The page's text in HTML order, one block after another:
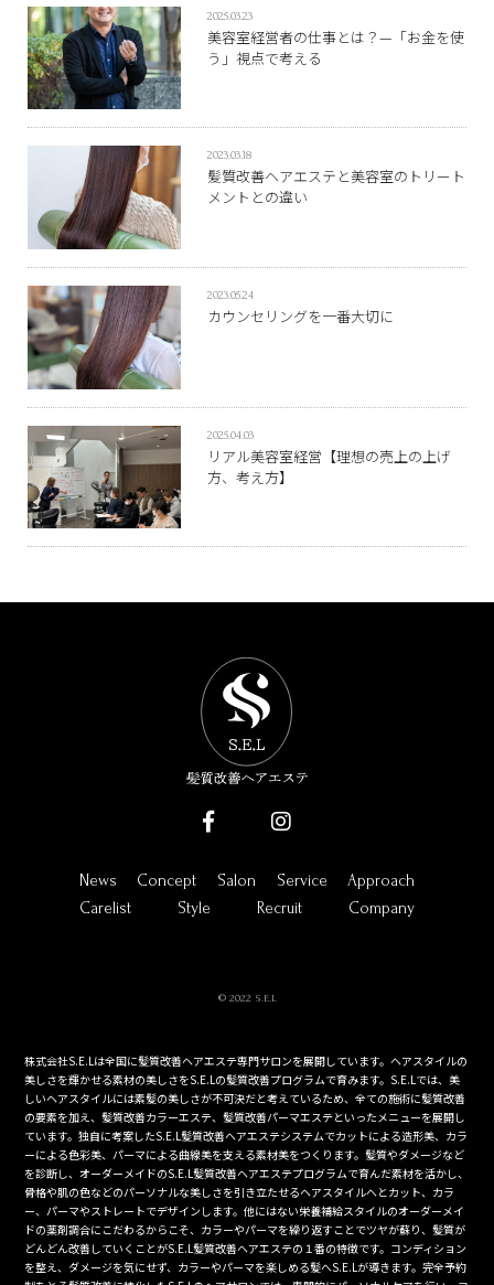
2025.03.23
美容室経営者の仕事とは？—「お金を使
う」視点で考える
2023.03.18
髪質改善ヘアエステと美容室のトリート
メントとの違い
2023.05.24
カウンセリングを一番大切に
2025.04.03
リアル美容室経営【理想の売上の上げ
方、考え方】
News Concept Salon Service
Approach
Carelist
Style Recruit Company
© 2022 S.E.L
株式会社S.E.Lは全国に髪質改善ヘアエステ専門サロンを展開しています。ヘアスタイルの
美しさを輝かせる素材の美しさをS.E.Lの髪質改善プログラムで育みます。S.E.Lでは、美
しいヘアスタイルには素髪の美しさが不可決だと考えているため、全ての施術に髪質改善
の要素を加え、髪質改善カラーエステ、髪質改善パーマエステといったメニューを展開し
ています。独自に考案したS.E.L髪質改善ヘアエステシステムでカットによる造形美、カラ
ーによる色彩美、パーマによる曲線美を支える素材美をつくります。髪質やダメージなど
を診断し、オーダーメイドのS.E.L髪質改善ヘアエステプログラムで育んだ素材を活かし、
骨格や肌の色などのパーソナルな美しさを引き立たせるヘアスタイルへとカット、カラ
ー、パーマやストレートでデザインします。他にはない栄養補給スタイルのオーダーメイ
ドの薬剤調合にこだわるからこそ、カラーやパーマを繰り返すことでツヤが蘇り、髪質が
どんどん改善していくことがS.E.L髪質改善ヘアエステの１番の特徴です。コンディション
を整え、ダメージを気にせず、カラーやパーマを楽しめる髪へS.E.Lが導きます。完全予約